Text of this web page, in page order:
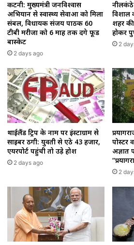
कटनी: मुख्यमंत्री जनविश्वास
अभियान से स्वास्थ्य सेवाओं को मिला
संबल, विधायक संजय पाठक 60
टीबी मरीजों को 6 माह तक देंगे फूड
बास्केट
2 days ago
विशाल
शहर
होकर
2
थाईलैंड ट्रिप के नाम पर इंस्टाग्राम से
साइबर ठगी: युवती से ऐंठे ₹43 हजार,
एयरपोर्ट पहुंची तो उड़े होश
2 days ago
पोस्टर
अज्ञात
2